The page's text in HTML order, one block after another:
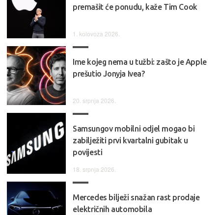
premašit će ponudu, kaže Tim Cook
1. kolovoza 2026.
Ime kojeg nema u tužbi: zašto je Apple
prešutio Jonyja Ivea?
20. srpnja 2026.
Samsungov mobilni odjel mogao bi
zabilježiti prvi kvartalni gubitak u
povijesti
18. srpnja 2026.
Mercedes bilježi snažan rast prodaje
električnih automobila